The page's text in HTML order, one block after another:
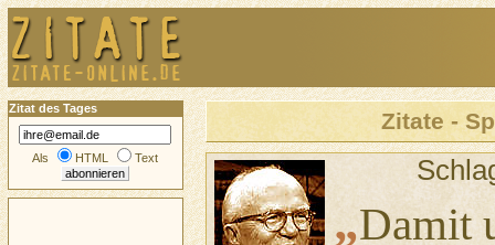
Zitate -
„Damit
Zitat des Tages
Als HTML Text